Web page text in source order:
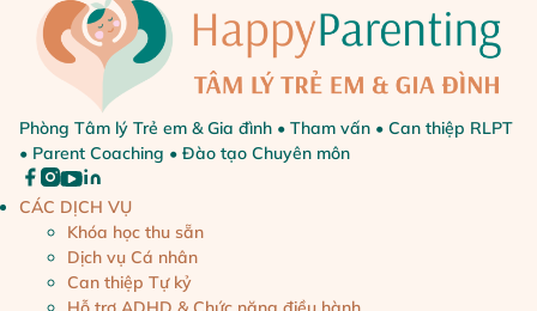
Phòng Tâm lý Trẻ em & Gia đình • Tham vấn • Can thiệp RLPT
• Parent Coaching • Đào tạo Chuyên môn
CÁC DỊCH VỤ
Khóa học thu sẵn
Dịch vụ Cá nhân
Can thiệp Tự kỷ